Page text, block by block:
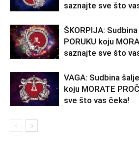
saznajte sve što
ŠKORPIJA:
PORUKU koju
saznajte sve što
VAGA: Sudbina
koju MORATE
sve što vas čeka!